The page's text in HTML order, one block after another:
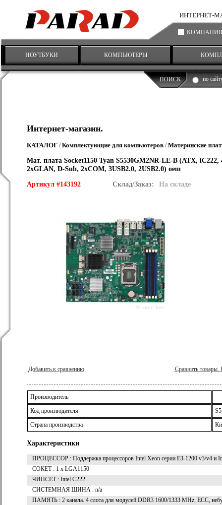
ИНТЕРНЕТ-
КОМПАНИЯ
НОУТБУКИ КОМПЬЮТЕРЫ
ПОИСК по
Интернет-магазин.
КАТАЛОГ /Комплектующие для компьютеров /Материнские
Мат. плата Socket1150 Tyan S5530GM2NR-LE-B (ATX,
2xGLAN, D-Sub, 2xCOM, 3USB2.0, 2USB2.0) oem
Артикул #143192
Склад/Заказ: На складе
Добавить к сравнению Сравнить
Производитель
Код производителя
Страна производства
Характеристики
ПРОЦЕССОР : Поддержка процессоров Intel Xeon серии E3-1200 v3/v4 и
СОКЕТ : 1 x LGA1150
ЧИПСЕТ : Intel C222
СИСТЕМНАЯ ШИНА : n/a
ПАМЯТЬ : 2 канала. 4 слота для модулей DDR3 1600/1333 MHz, ECC,